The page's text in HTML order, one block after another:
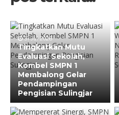
31 Jul 2026
Tingkatkan Mutu
Evaluasi Sekolah,
Kombel SMPN 1
Membalong Gelar
Pendampingan
Pengisian Sulingjar